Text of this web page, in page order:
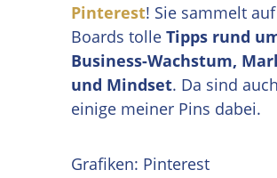
Pinterest! Sie sammelt
Boards tolle Tipps rund
Business-Wachstum,
und Mindset. Da sind auch
einige meiner Pins dabei.
Grafiken: Pinterest